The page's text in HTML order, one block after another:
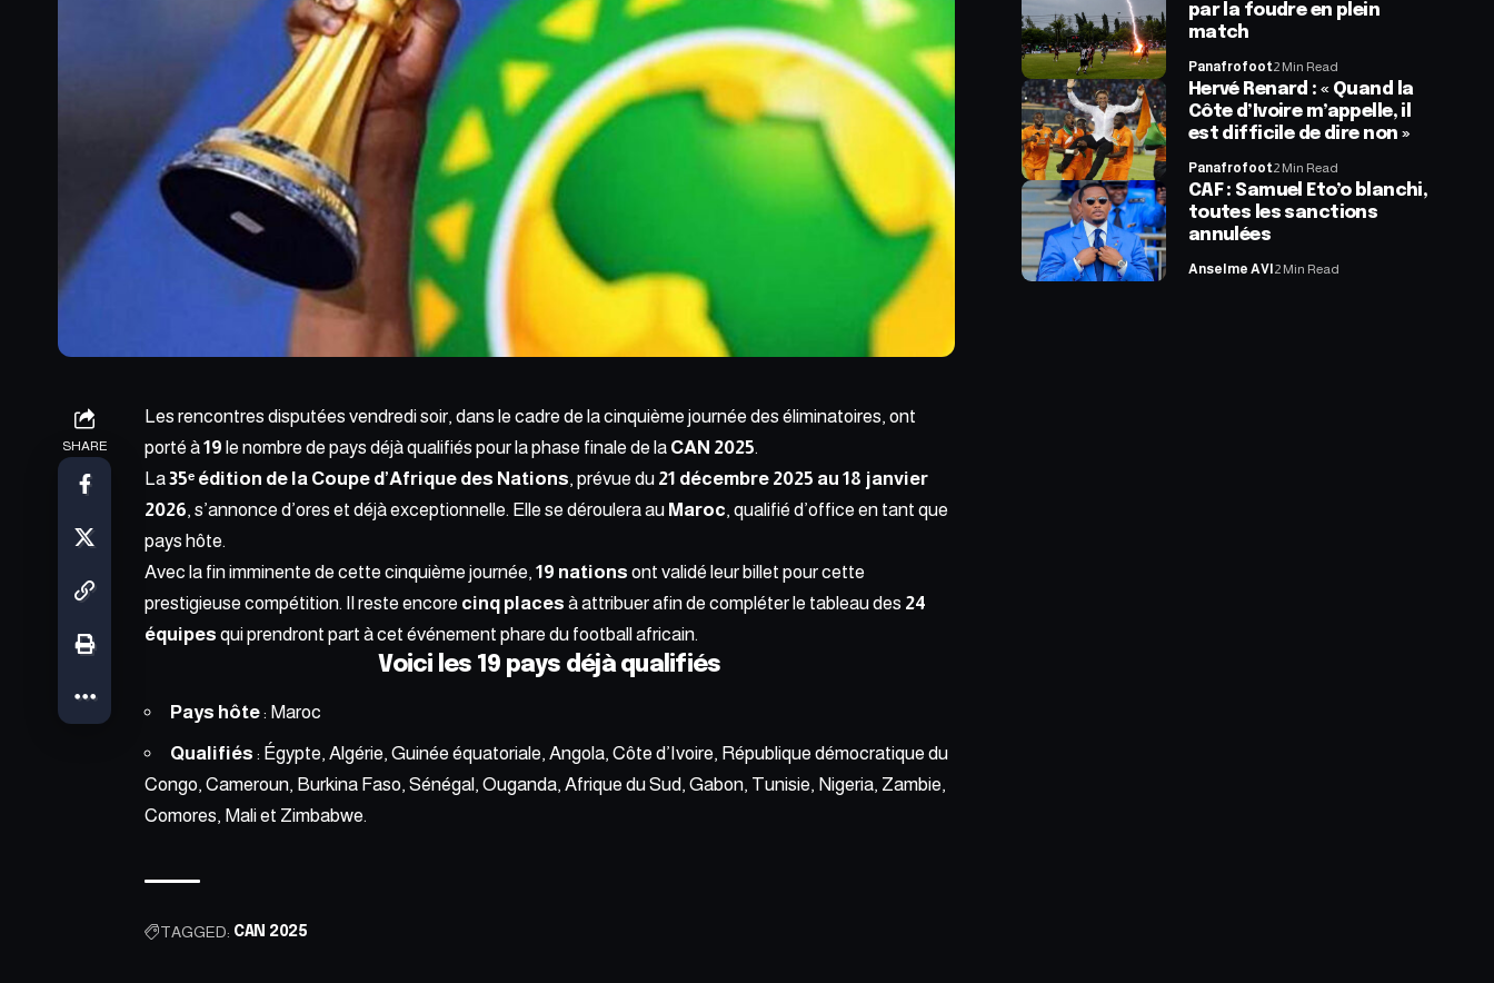
SHARE
Les rencontres disputées vendredi soir, dans le cadre de lacinquième journée des éliminatoires, ont
porté à19 le nombre de pays déjà qualifiés pour la phase finale de la CAN 2025.
La35ᵉ édition de la Coupe d’Afrique des Nations, prévue du 21 décembre 2025 au 18 janvier
2026, s’annonce d’ores et déjà exceptionnelle. Elle se déroulera au Maroc, qualifié d’office en tant que
pays hôte.
Avec la fin imminente de cette cinquième journée, 19 nations ont validé leur billet pour cette
prestigieuse compétition. Il reste encore cinq places à attribuer afin de compléter le tableau des 24
équipes qui prendront part à cet événement phare du football africain.
Voici les 19 pays déjà qualifiés
Pays hôte: Maroc
Qualifiés : Égypte, Algérie, Guinée équatoriale, Angola, Côte d’Ivoire, République démocratique du
Congo, Cameroun, Burkina Faso, Sénégal, Ouganda, Afrique du Sud, Gabon, Tunisie, Nigeria, Zambie,
Comores, Mali et Zimbabwe.
TAGGED: CAN 2025
par la foudre en plein
match
Panafrofoot2 Min Read
Hervé Renard : « Quand la
Côte d’Ivoire m’appelle, il
est difficile de dire non »
Panafrofoot2 Min Read
CAF : Samuel Eto’o blanchi,
toutes les sanctions
annulées
Anselme AVI 2 Min Read